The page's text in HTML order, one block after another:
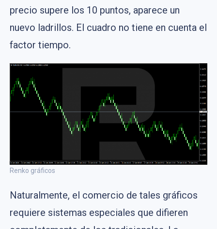
precio supere los 10 puntos, aparece un
nuevo ladrillos. El cuadro no tiene en cuenta el
factor tiempo.
Renko gráficos
Naturalmente, el comercio de tales gráficos
requiere sistemas especiales que difieren